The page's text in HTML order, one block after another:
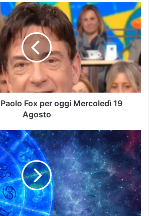
Fox per oggi Mercoledì 19
Agosto